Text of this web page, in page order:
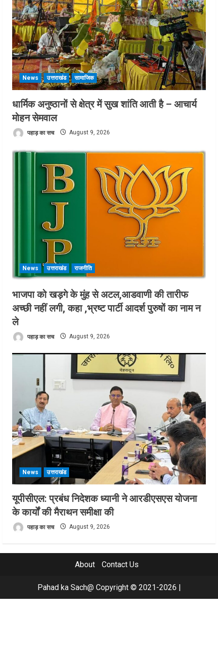
News उत्तराखंड सामाजिक
धार्मिक अनुष्ठानों से क्षेत्र में सुख शांति आती है – आचार्य
मोहन सेमवाल
पहाड़ का सच August 9, 2026
News उत्तराखंड राजनीति
भाजपा को खड़गे के मुंह से अटल,आडवाणी की तारीफ
अच्छी नहीं लगी, कहा ,भ्रष्ट पार्टी आदर्श पुरुषों का नाम न
ले
पहाड़ का सच August 9, 2026
News उत्तराखंड
यूपीसीएल: प्रबंध निदेशक ध्यानी ने आरडीएसएस योजना
के कार्यों की मैराथन समीक्षा की
पहाड़ का सच August 9, 2026
About Contact Us
Pahad ka Sach@ Copyright © 2021-2026 |